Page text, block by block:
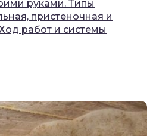
руками. Типы
пристеночная и
работ и системы